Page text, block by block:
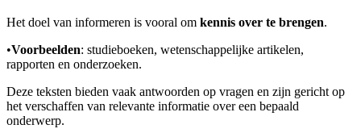
Het doel van informeren is vooral om kennis over te brengen.
•Voorbeelden: studieboeken, wetenschappelijke artikelen,
rapporten en onderzoeken.
Deze teksten bieden vaak antwoorden op vragen en zijn gericht op
het verschaffen van relevante informatie over een bepaald
onderwerp.